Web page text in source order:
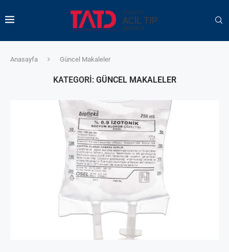
Anasayfa Güncel Makaleler
KATEGORI: GÜNCEL MAKALELER